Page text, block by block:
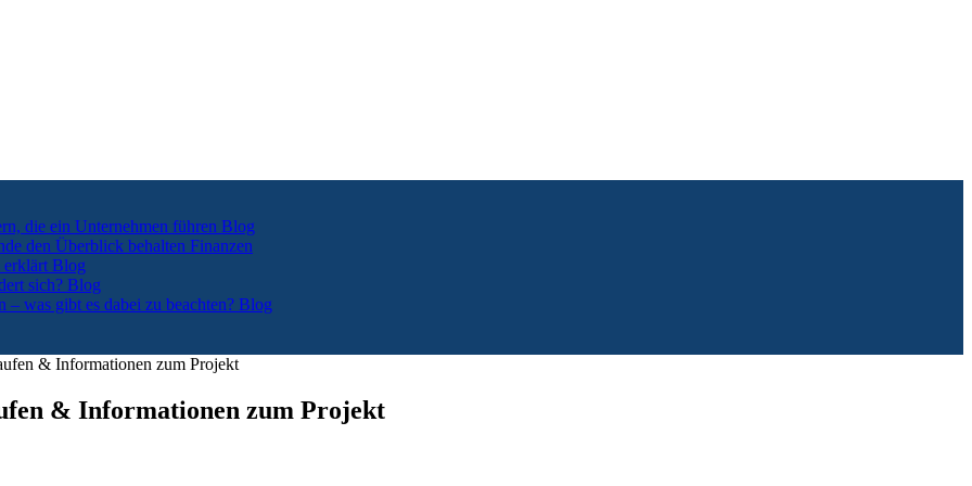
die ein Unternehmen führen Blog
den Überblick behalten Finanzen
erklärt Blog
sich? Blog
was gibt es dabei zu beachten? Blog
& Informationen zum Projekt
& Informationen zum Projekt